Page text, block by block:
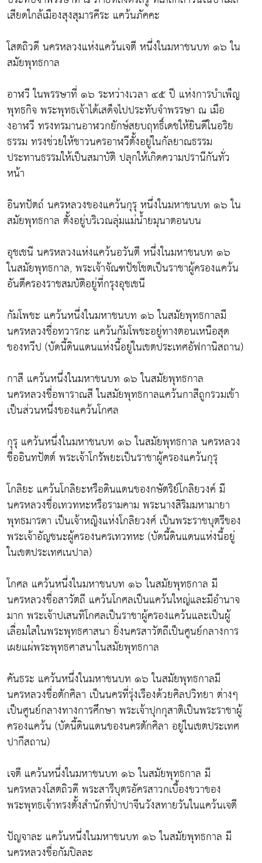
เสียดใกล้เมืองสุงสุมารคีระ แคว้นภัคคะ
โสตถิวดี นครหลวงแห่งแคว้นเจตี หนึ่งในมหาชนบท ๑๖ ใน
สมัยพุทธกาล
อาฬวี ในพรรษาที่ ๑๖ ระหว่างเวลา ๔๕ ปี แห่งการบำเพ็ญ
พุทธกิจ พระพุทธเจ้าได้เสด็จไปประทับจำพรรษา ณ เมือ
งอาฬวี ทรงทรมานอาฬวกยักษ์สยบฤทธิ์เดชให้ยินดีในอริย
ธรรม ทรงช่วยให้ชาวนครอาฬวีตั้งอยู่ในกัลยาณธรรม
ประทานธรรมให้เป็นสมาบัติ ปลุกให้เกิดความปรานีกันทั่ว
หน้า
อินทปัตถ์ นครหลวงของแคว้นกุรุ หนึ่งในมหาชนบท ๑๖ ใน
สมัยพุทธกาล ตั้งอยู่บริเวณลุ่มแม่น้ำยมุนาตอนบน
อุชเชนี นครหลวงแห่งแคว้นอวันตี หนึ่งในมหาชนบท ๑๖
ในสมัยพุทธกาล, พระเจ้าจัณฑปัชโชตเป็นราชาผู้ครองแคว้น
อันตีครองราชสมบัติอยู่ที่กรุงอุชเชนี
กัมโพชะ แคว้นหนึ่งในมหาชนบท ๑๖ ในสมัยพุทธกาลมี
นครหลวงชื่อทวารกะ แคว้นกัมโพชะอยู่ทางตอนเหนือสุด
ของทวีป (บัดนี้ดินแดนแห่งนี้อยู่ในเขตประเทศอัฟกานิสถาน)
กาสี แคว้นหนึ่งในมหาชนบท ๑๖ ในสมัยพุทธกาล
นครหลวงชื่อพาราณสี ในสมัยพุทธกาลแคว้นกาสีถูกรวมเข้า
เป็นส่วนหนึ่งของแคว้นโกศล
กุรุ แคว้นหนึ่งในมหาชนบท ๑๖ ในสมัยพุทธกาล นครหลวง
ชื่ออินทปัตต์ พระเจ้าโกรัพยะเป็นราชาผู้ครองแคว้นกุรุ
โกลิยะ แคว้นโกลิยะหรือดินแดนของกษัตริย์โกลิยวงค์ มี
นครหลวงชื่อเทวทหะหรือรามคาม พระนางสิริมมหามายา
พุทธมารดา เป็นเจ้าหญิงแห่งโกลิยวงศ์ เป็นพระราชบุตรีของ
พระเจ้าอัญชนะผู้ครองนครเทวทหะ (บัดนี้ดินแดนแห่งนี้อยู่
ในเขตประเทศเนปาล)
โกศล แคว้นหนึ่งในมหาชนบท ๑๖ ในสมัยพุทธกาล มี
นครหลวงชื่อสาวัตถี แคว้นโกศลเป็นแคว้นใหญ่และมีอำนาจ
มาก พระเจ้าปเสนทิโกศลเป็นราชาผู้ครองแคว้นและเป็นผู้
เลื่อมใสในพระพุทธศาสนา ยิ่งนครสาวัตถีเป็นศูนย์กลางการ
เผยแผ่พระพุทธศาสนาในสมัยพุทธกาล
คันธระ แคว้นหนึ่งในมหาชนบท ๑๖ ในสมัยพุทธกาลมี
นครหลวงชื่อตักศิลา เป็นนครที่รุ่งเรืองด้วยศิลปวิทยา ต่างๆ
เป็นศูนย์กลางทางการศึกษา พระเจ้าปุกกุสาติเป็นพระราชาผู้
ครองแคว้น (บัดนี้ดินแดนของนครตักศิลา อยู่ในเขตประเทศ
ปากีสถาน)
เจตี แคว้นหนึ่งในมหาชนบท ๑๖ ในสมัยพุทธกาล มี
นครหลวงโสตถิวดี พระสารีบุตรอัครสาวกเบื้องขวาของ
พระพุทธเจ้าทรงตั้งสำนักที่ป่าปาจีนวังสทายวันในแคว้นเจตี
ปัญจาละ แคว้นหนึ่งในมหาชนบท ๑๖ ในสมัยพุทธกาล มี
นครหลวงชื่อกัมปิลละ